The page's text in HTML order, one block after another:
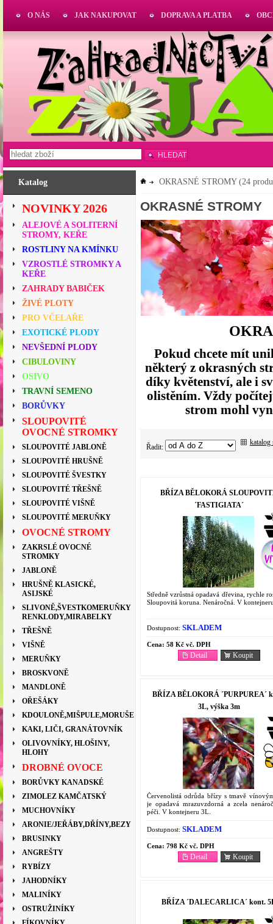
Katalog
NOVINKY 2026
ALEJOVÉ A SOLITERNÍ
STROMY, KEŘE
ROSTLINY NA KMÍNKU
VZROSTLÉ STROMKY A
KEŘE
ZAHRADY BABIČEK
ŽIVÉ PLOTY
PRO VČELAŘE
EXOTICKÉ PLODY
NEVŠEDNÍ PLODY
CIBULOVINY
OSIVO
TRAVNÍ SEMENO
BORŮVKY
SLOUPOVITÉ
OVOCNÉ STROMKY
SLOUPOVITÉ JABLONĚ
SLOUPOVITÉ HRUŠNĚ
SLOUPOVITÉ ŠVESTKY
SLOUPOVITÉ TŘEŠNĚ
SLOUPOVITÉ VIŠNĚ
SLOUPOVITÉ MERUŇKY
OVOCNÉ STROMY
ZAKRSLÉ OVOCNÉ
STROMKY
JABLONĚ
HRUŠNĚ KLASICKÉ,
ASIJSKÉ
SLIVONĚ,ŠVESTKOMERUŇKY
RENKLODY,MIRABELKY
TŘEŠNĚ
VIŠNĚ
MERUŇKY
BROSKVONĚ
MANDLONĚ
OŘEŠÁKY
KDOULONĚ,MIŠPULE,MORUŠE
KAKI, LIČI, GRANÁTOVNÍK
OLIVOVNÍKY, HLOŠINY,
HLOHY
DROBNÉ OVOCE
BORŮVKY KANADSKÉ
ZIMOLEZ KAMČATSKÝ
MUCHOVNÍKY
ARONIE/JEŘÁBY,DŘÍNY,BEZY
BRUSINKY
ANGREŠTY
RYBÍZY
JAHODNÍKY
MALINÍKY
OSTRUŽINÍKY
OKRASNÉ STROMY(24
OKRASNÉ STROMY
Pokud chcete mít
některý z okrasných
díky květenství, ale i
olistěním. Vždy
strom mohl
Řadit:
katalog
BŘÍZA BĚLOKORÁ
´FASTIGIATA´
Středně vzrůstná opadavá dřevina, rychle
Sloupovitá koruna. Nenáročná. V
Dostupnost: SKLADEM
Cena: 58 Kč vč. DPH
Koupit
Detail
BŘÍZA BĚLOKORÁ ´PURPUREA´
3L, výška 3m
Červenolistá odrůda břízy s tmavě
je opadavá mrazuvzdorná a zcela
péči. V kontejneru 3L.
Dostupnost: SKLADEM
Cena: 798 Kč vč. DPH
Koupit
Detail
BŘÍZA ´DALECARLICA´ kont.
O NÁS JAK NAKUPOVAT DOPRAVA A PLATBA
HLEDAT